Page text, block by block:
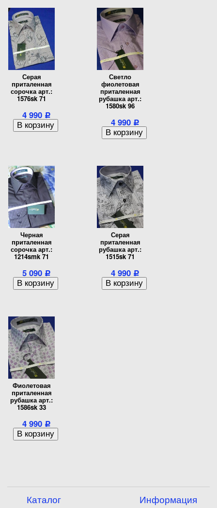
Серая
приталенная
сорочка арт.:
1576sk 71
4 990 Р
Светло
фиолетовая
приталенная
рубашка арт.:
1580sk 96
4 990 Р
Черная
приталенная
сорочка арт.:
1214smk 71
5 090 Р
Серая
приталенная
рубашка арт.:
1515sk 71
4 990 Р
Фиолетовая
приталенная
рубашка арт.:
1586sk 33
4 990 Р
Каталог Информация